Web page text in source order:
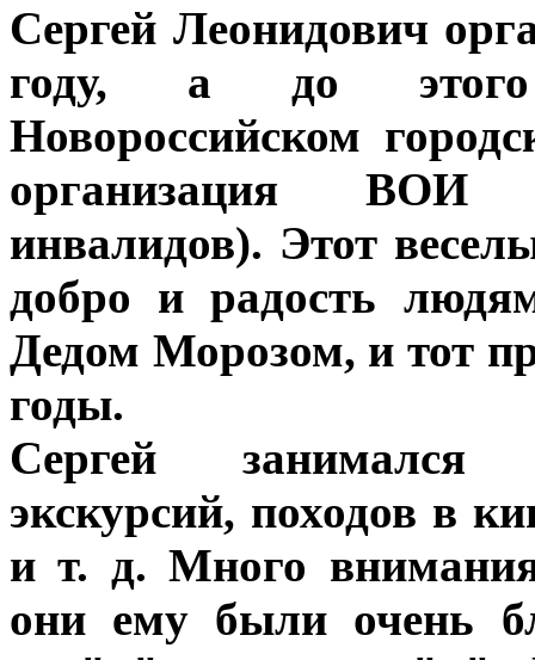
Сергей Леонидович
году, а до
Новороссийском
организация ВОИ
инвалидов). Этот
добро и радость
Дедом Морозом, и тот
годы.
Сергей занимался
экскурсий, походов в
и т. д. Много
они ему были очень